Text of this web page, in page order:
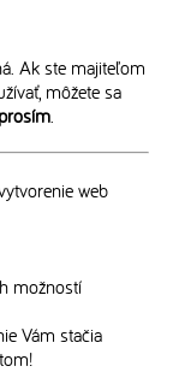
Ak ste majiteľom
môžete sa
.
web
možností
Vám stačia